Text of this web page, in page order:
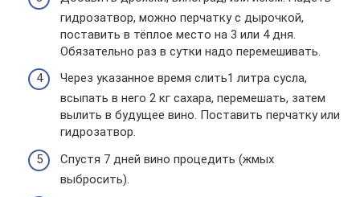
гидрозатвор, можно перчатку с дырочкой,
поставить в тёплое место на 3 или 4 дня.
Обязательно раз в сутки надо перемешивать.
Через указанное время слить1 литра сусла,
всыпать в него 2 кг сахара, перемешать, затем
вылить в будущее вино. Поставить перчатку или
гидрозатвор.
Спустя 7 дней вино процедить (жмых
выбросить).